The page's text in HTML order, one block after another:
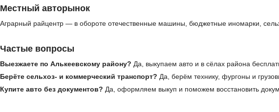
Местный авторынок
Аграрный райцентр — в обороте отечественные машины, бюджетные иномарки,
Частые вопросы
Выезжаете по Алькеевскому району? Да, выкупаем авто и в сёлах района
Берёте сельхоз- и коммерческий транспорт? Да, берём технику, фургоны и
Купите авто без документов? Да, оформляем выкуп и поможем восстановить